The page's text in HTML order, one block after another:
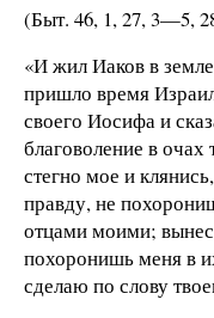
(Быт. 46, 1, 27, 3—5,
«И жил Иаков в
пришло время
своего Иосифа и
благоволение в
стегно мое и
правду, не
отцами моими;
похоронишь меня в
сделаю по слову